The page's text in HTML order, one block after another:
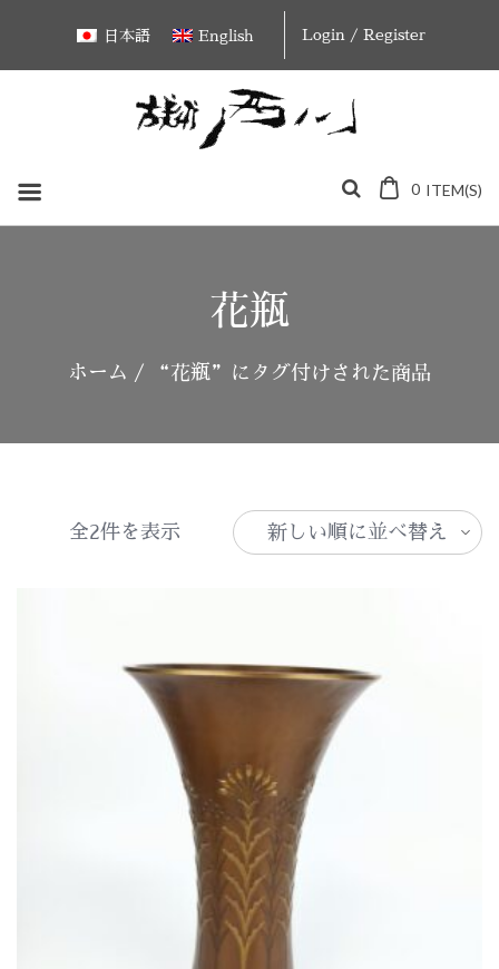
content
日本語 English Login / Register
0 ITEM(S)
花瓶
ホーム / “花瓶”にタグ付けされた商品
全2件を表示